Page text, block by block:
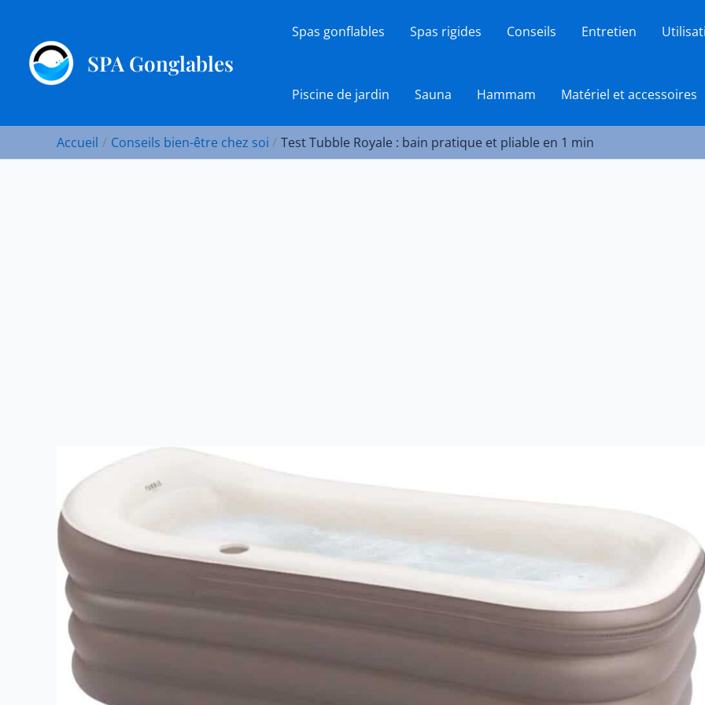
contenu
SPA Gonglables
Spas gonflables Spas rigides Conseils Entretien
Piscine de jardin Sauna Hammam Matériel et accessoires
Accueil Conseils bien-être chez soi Test Tubble Royale : bain pratique et pliable en 1 min